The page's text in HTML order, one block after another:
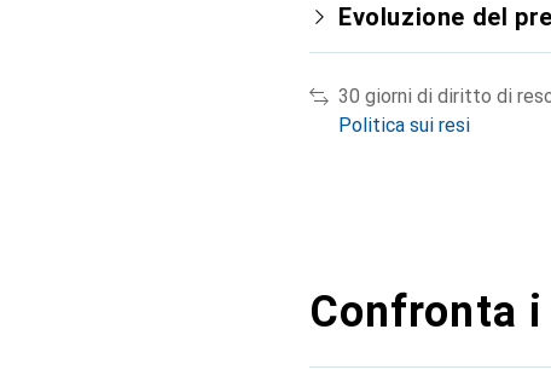
Evoluzione del
30 giorni di diritto di
Politica sui resi
Confronta